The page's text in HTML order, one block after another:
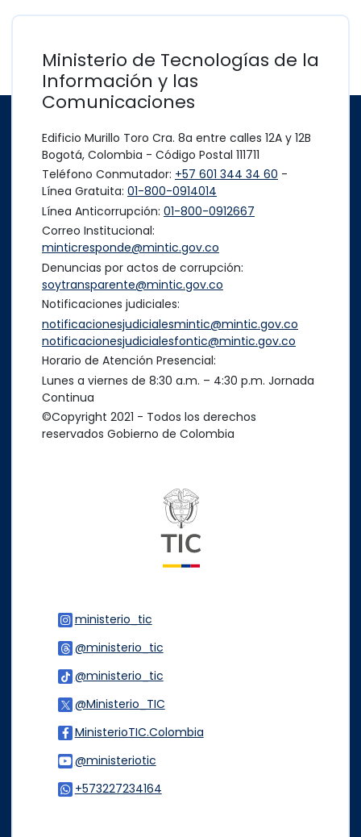
Ministerio de Tecnologías de la
Información y las
Comunicaciones
Edificio Murillo Toro Cra. 8a entre calles 12A y 12B
Bogotá, Colombia - Código Postal 111711
Teléfono Conmutador: +57 601 344 34 60 -
Línea Gratuita: 01-800-0914014
Línea Anticorrupción: 01-800-0912667
Correo Institucional:
minticresponde@mintic.gov.co
Denuncias por actos de corrupción:
soytransparente@mintic.gov.co
Notificaciones judiciales:
notificacionesjudicialesmintic@mintic.gov.co
notificacionesjudicialesfontic@mintic.gov.co
Horario de Atención Presencial:
Lunes a viernes de 8:30 a.m. – 4:30 p.m. Jornada
Continua
©Copyright 2021 - Todos los derechos
reservados Gobierno de Colombia
ministerio_tic
@ministerio_tic
@ministerio_tic
@Ministerio_TIC
MinisterioTIC.Colombia
@ministeriotic
+573227234164